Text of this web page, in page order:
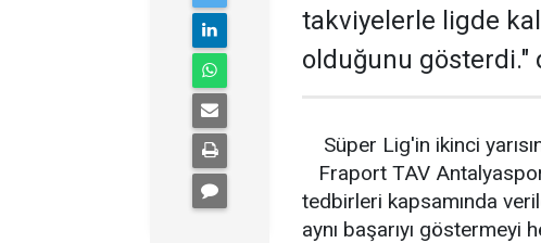
takviyelerle ligde
olduğunu gösterdi."
Süper Lig'in ikinci
Fraport TAV
tedbirleri kapsamında
aynı başarıyı göstermeyi